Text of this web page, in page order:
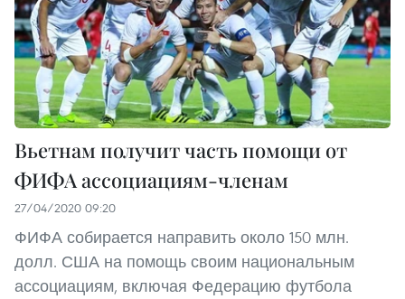
Вьетнам получит часть помощи от
ФИФА ассоциациям-членам
27/04/2020 09:20
ФИФА собирается направить около 150 млн.
долл. США на помощь своим национальным
ассоциациям, включая Федерацию футбола